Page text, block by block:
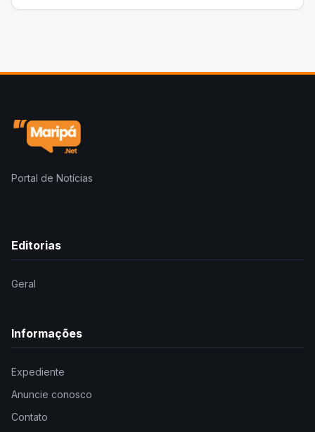
Portal de Notícias
Editorias
Geral
Informações
Expediente
Anuncie conosco
Contato